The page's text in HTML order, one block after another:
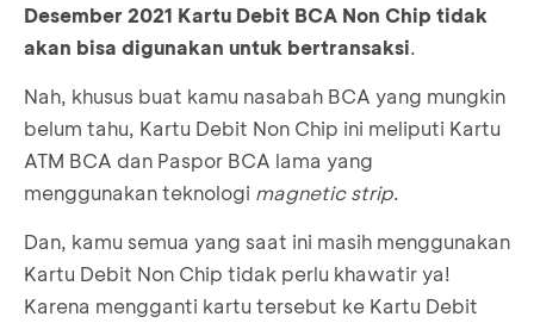
Desember 2021 Kartu Debit BCA Non Chip tidak
akan bisa digunakan untuk bertransaksi.
Nah, khusus buat kamu nasabah BCA yang mungkin
belum tahu, Kartu Debit Non Chip ini meliputi Kartu
ATM BCA dan Paspor BCA lama yang
menggunakan teknologi magnetic strip.
Dan, kamu semua yang saat ini masih menggunakan
Kartu Debit Non Chip tidak perlu khawatir ya!
Karena mengganti kartu tersebut ke Kartu Debit